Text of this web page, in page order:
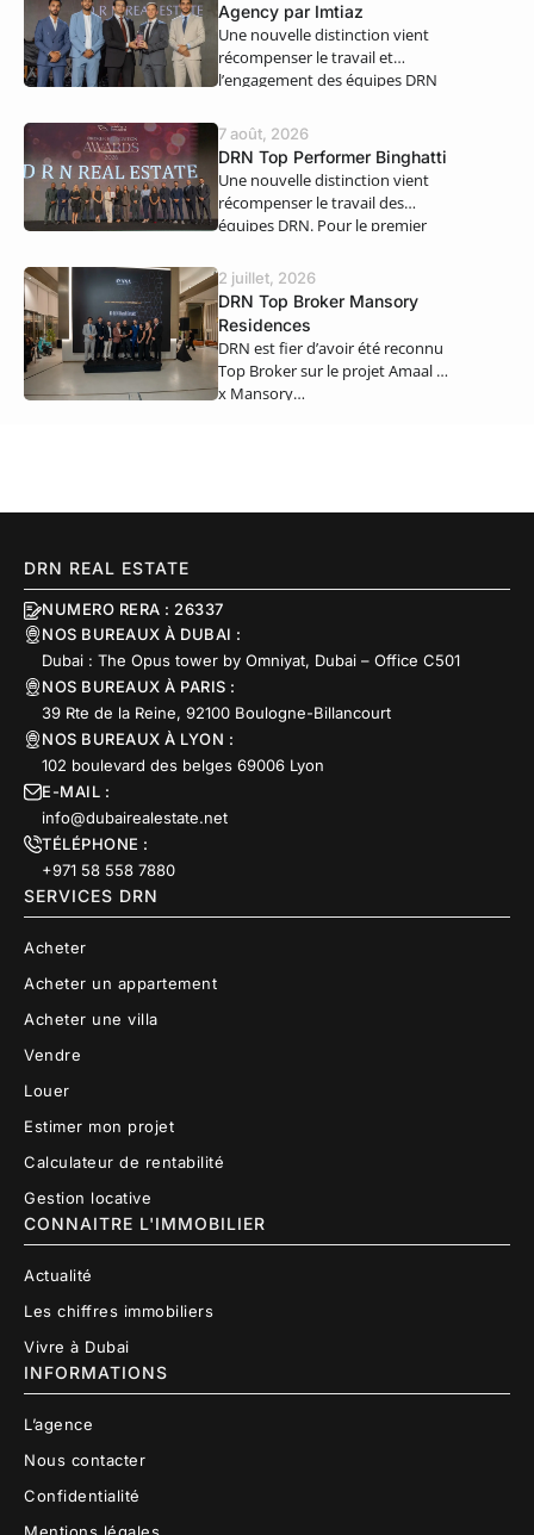
Agency par Imtiaz
Une nouvelle distinction vient
récompenser le travail et
l’engagement des équipes DRN
7 août, 2026
DRN Top Performer Binghatti
Une nouvelle distinction vient
récompenser le travail des
équipes DRN. Pour le premier
2 juillet, 2026
DRN Top Broker Mansory
Residences
DRN est fier d’avoir été reconnu
Top Broker sur le projet Amaal 8
x Mansory…
DRN REAL ESTATE
NUMERO RERA : 26337
NOS BUREAUX À DUBAI :
Dubai : The Opus tower by Omniyat, Dubai – Office C501
NOS BUREAUX À PARIS :
39 Rte de la Reine, 92100 Boulogne-Billancourt
NOS BUREAUX À LYON :
102 boulevard des belges 69006 Lyon
E-MAIL :
info@dubairealestate.net
TÉLÉPHONE :
+971 58 558 7880
SERVICES DRN
Acheter
Acheter un appartement
Acheter une villa
Vendre
Louer
Estimer mon projet
Calculateur de rentabilité
Gestion locative
CONNAITRE L'IMMOBILIER
Actualité
Les chiffres immobiliers
Vivre à Dubai
INFORMATIONS
L’agence
Nous contacter
Confidentialité
Mentions légales